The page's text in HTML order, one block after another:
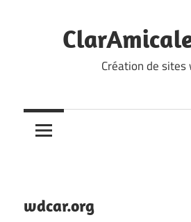
Création de sites
wdcar.org